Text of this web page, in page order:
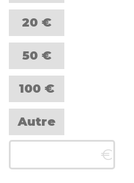
20 €
50 €
100 €
Autre